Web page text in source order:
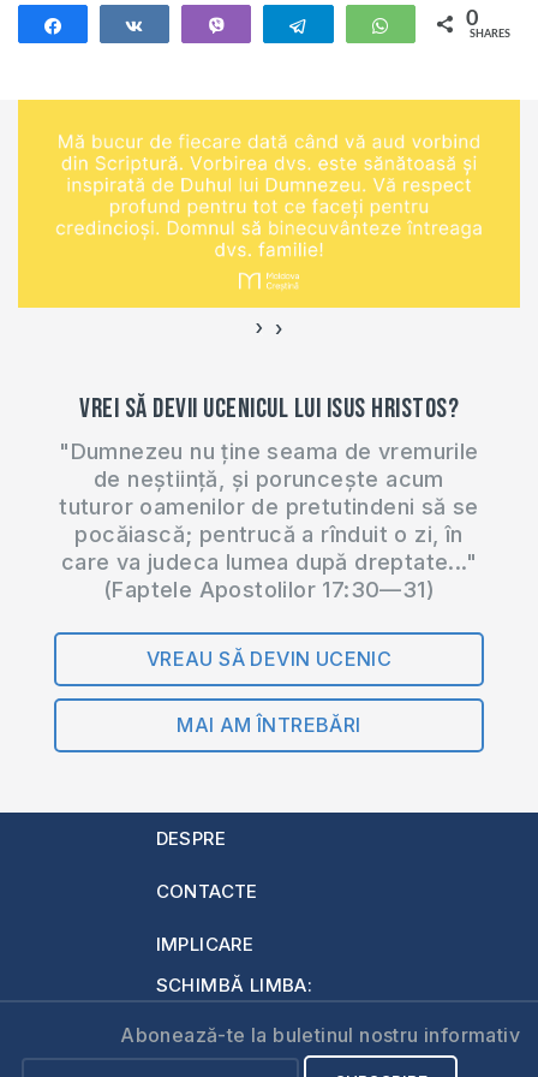
trebui să faci? Este
permis videochatul
video a fost
înregistrat la Școala
Internațională de
Misiune Precept.
Pentru mai…
Telegram WhatsApp
0
SHARES
‹ ›
Vrei să devii ucenicul lui Isus Hristos?
"Dumnezeu nu ține seama de vremurile
de neștiință, și poruncește acum
tuturor oamenilor de pretutindeni să se
pocăiască; pentrucă a rînduit o zi, în
care va judeca lumea după dreptate..."
(Faptele Apostolilor 17:30—31)
VREAU SĂ DEVIN UCENIC
MAI AM ÎNTREBĂRI
DESPRE
CONTACTE
IMPLICARE
SCHIMBĂ LIMBA:
Abonează-te la buletinul nostru informativ